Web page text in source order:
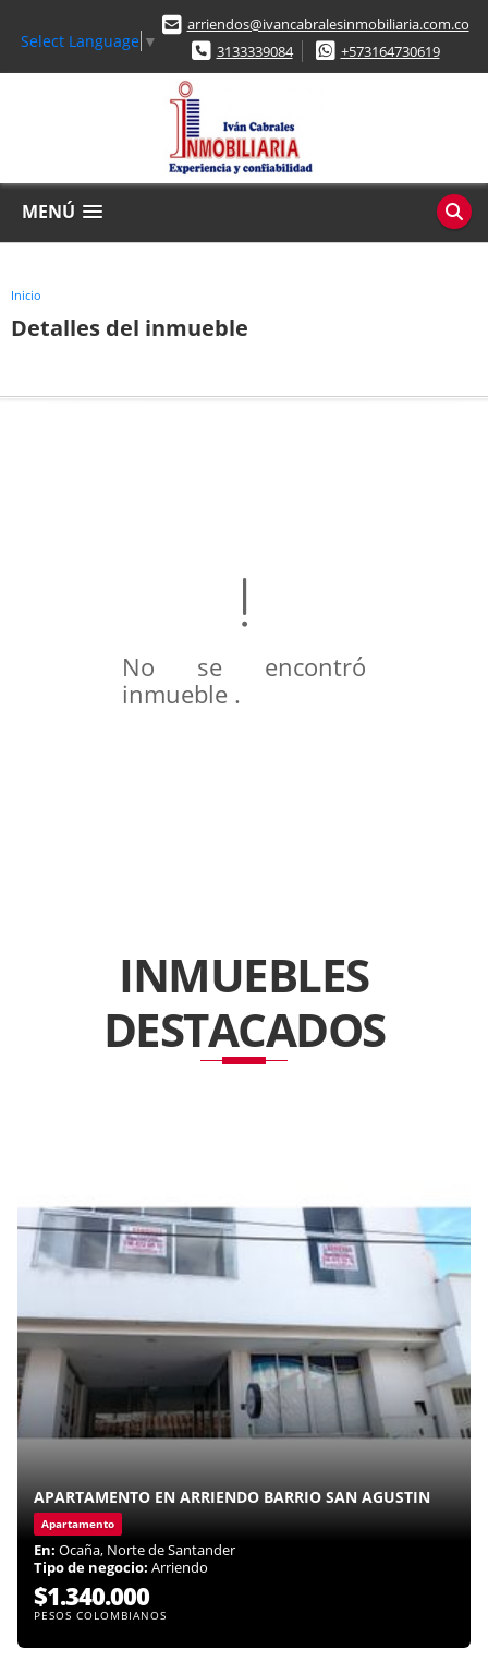
Select Language ▼
arriendos@ivancabralesinmobiliaria.com.co
3133339084
+573164730619
MENÚ
Inicio
Detalles del inmueble
No se encontró
inmueble .
INMUEBLES
DESTACADOS
APARTAMENTO EN ARRIENDO BARRIO SAN AGUSTIN
Apartamento
En: Ocaña, Norte de Santander
Tipo de negocio: Arriendo
$1.340.000
PESOS COLOMBIANOS